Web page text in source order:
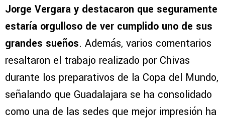
Jorge Vergara y destacaron que seguramente
estaría orgulloso de ver cumplido uno de sus
grandes sueños. Además, varios comentarios
resaltaron el trabajo realizado por Chivas
durante los preparativos de la Copa del Mundo,
señalando que Guadalajara se ha consolidado
como una de las sedes que mejor impresión ha